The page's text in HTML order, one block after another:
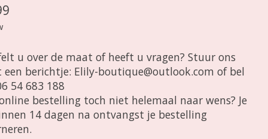
u over de maat of heeft u vragen? Stuur ons
een berichtje: Elily-boutique@outlook.com of bel
54 683 188
bestelling toch niet helemaal naar wens? Je
14 dagen na ontvangst je bestelling